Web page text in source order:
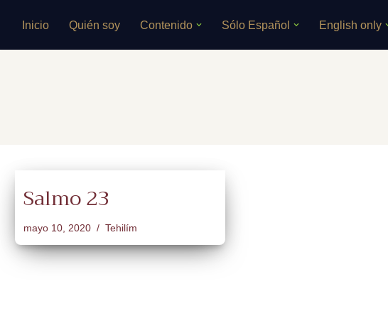
Inicio Quién soy Contenido Sólo Español English only
Salmo 23
mayo 10, 2020 Tehilím